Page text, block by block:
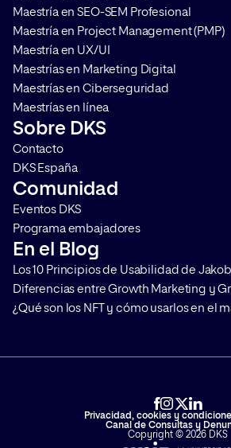
Maestría en SEO-SEM Profesional
Maestría en Project Management (PMP)
Maestría en UX/UI
Maestrías en Marketing Digital
Maestrías en Ciberseguridad
Maestrías en línea
Sobre DKS
Contacto
DKS España
Comunidad
Eventos DKS
Programa embajadores
En el Blog
Los 10 Principios de Usabilidad de
Diferencias entre Growth Marketing y
¿Qué son los NFT y cómo usarlos en el
Privacidad, cookies y
Canal de Consultas y
Copyright © 2026 DKS